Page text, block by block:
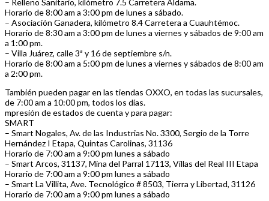
Horario de 8:00 am a 3:00 pm de lunes a sábado.
– Asociación Ganadera, kilómetro 8.4 Carretera a Cuauhtémoc.
Horario de 8:30 am a 3:00 pm de lunes a viernes y sábados de 9:00 am
a 1:00 pm.
– Villa Juárez, calle 3ª y 16 de septiembre s/n.
Horario de 8:00 am a 5:00 pm de lunes a viernes y sábados de 8:00 am
a 2:00 pm.
También pueden pagar en las tiendas OXXO, en todas las sucursales,
de 7:00 am a 10:00 pm, todos los días.
mpresión de estados de cuenta y para pagar:
SMART
– Smart Nogales, Av. de las Industrias No. 3300, Sergio de la Torre
Hernández I Etapa, Quintas Carolinas, 31136
Horario de 7:00 am a 9:00 pm lunes a sábado
– Smart Arcos, 31137, Mina del Parral 17113, Villas del Real III Etapa
Horario de 7:00 am a 9:00 pm lunes a sábado
– Smart La Villita, Ave. Tecnológico # 8503, Tierra y Libertad, 31126
Horario de 7:00 am a 9:00 pm lunes a sábado